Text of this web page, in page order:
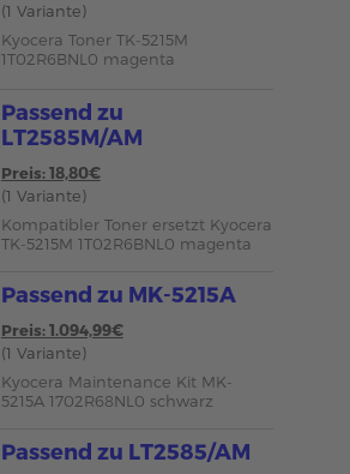
(1 Variante)
Kyocera Toner TK-5215M
1T02R6BNL0 magenta
Passend zu
LT2585M/AM
Preis: 18,80€
(1 Variante)
Kompatibler Toner ersetzt Kyocera
TK-5215M 1T02R6BNL0 magenta
Passend zu MK-5215A
Preis: 1.094,99€
(1 Variante)
Kyocera Maintenance Kit MK-
5215A 1702R68NL0 schwarz
Passend zu LT2585/AM